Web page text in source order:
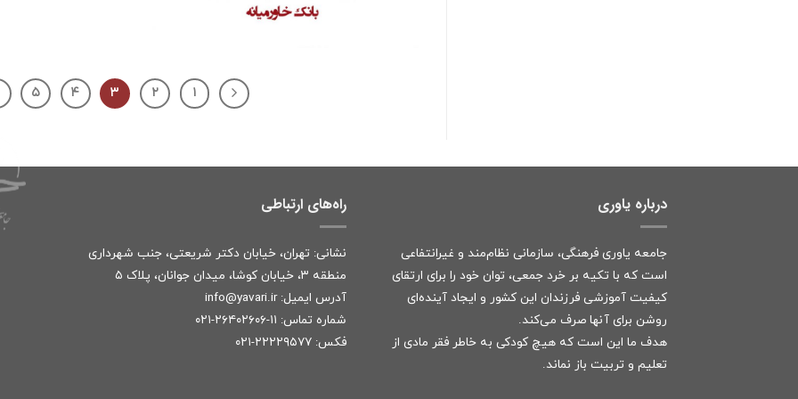
۱ ۲ ۳ ۴ ۵
درباره یاوری
جامعه یاوری فرهنگی، سازمانی نظام‌مند و غیرانتفاعی
است که با تکیه بر خرد جمعی، توان خود را برای ارتقای
کیفیت آموزشی فرزندان این کشور و ایجاد آینده‌ای
روشن برای آنها صرف می‌کند.
هدف ما این است که هیچ کودکی به خاطر فقر مادی از
تعلیم و تربیت باز نماند.
راه‌های ارتباطی
نشانی: تهران، خیابان دکتر شریعتی، جنب شهرداری
منطقه ۳، خیابان کوشا، میدان جوانان، پلاک ۵
آدرس ایمیل: info@yavari.ir
شماره تماس: ۱۱-۲۶۴۰۲۶۰۶-۰۲۱
فکس: ۲۲۲۲۹۵۷۷-۰۲۱